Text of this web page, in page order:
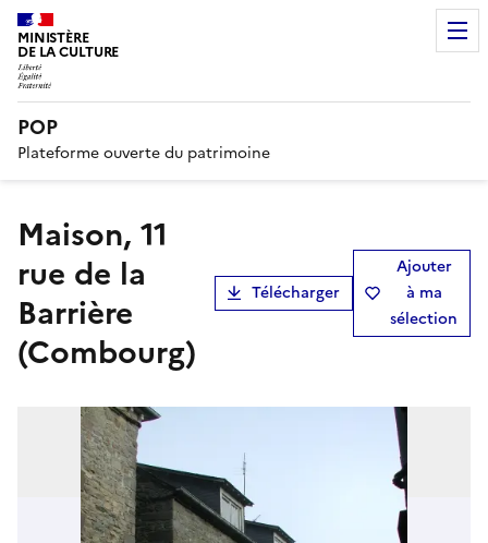
MINISTÈRE
DE LA CULTURE
POP
Plateforme ouverte du patrimoine
Maison, 11
rue de la
Barrière
(Combourg)
Télécharger
Ajouter
à ma
sélection